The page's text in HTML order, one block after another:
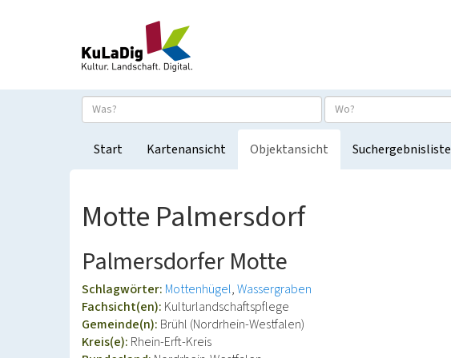
Start Kartenansicht Objektansicht Suchergebnisliste
Motte Palmersdorf
Palmersdorfer Motte
Schlagwörter: Mottenhügel Wassergraben
Fachsicht(en): Kulturlandschaftspflege
Gemeinde(n): Brühl (Nordrhein-Westfalen)
Kreis(e): Rhein-Erft-Kreis